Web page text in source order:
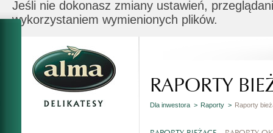
Jeśli nie dokonasz zmiany ustawień,
wykorzystaniem wymienionych plików.
RAPORTY
Dla inwestora > Raporty > Raporty